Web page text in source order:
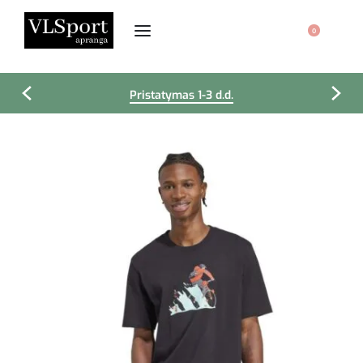
0
Pristatymas 1-3 d.d.